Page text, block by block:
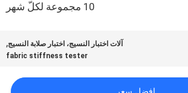
10 مجموعة لكلّ شهر
آلات اختبار النسيج، اختبار صلابة النسيج,
fabric stiffness tester